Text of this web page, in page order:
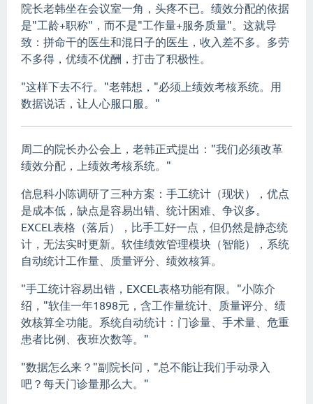
院长老韩坐在会议室一角，头疼不已。绩效分配的依据
是"工龄+职称"，而不是"工作量+服务质量"。这就导
致：拼命干的医生和混日子的医生，收入差不多。多劳
不多得，优绩不优酬，打击了积极性。
"这样下去不行。"老韩想，"必须上绩效考核系统。用
数据说话，让人心服口服。"
周二的院长办公会上，老韩正式提出："我们必须改革
绩效分配，上绩效考核系统。"
信息科小陈调研了三种方案：手工统计（现状），优点
是成本低，缺点是容易出错、统计困难、争议多。
EXCEL表格（落后），比手工好一点，但仍然是静态统
计，无法实时更新。软佳绩效管理模块（智能），系统
自动统计工作量、质量评分、绩效核算。
"手工统计容易出错，EXCEL表格功能有限。"小陈介
绍，"软佳一年1898元，含工作量统计、质量评分、绩
效核算全功能。系统自动统计：门诊量、手术量、危重
患者比例、夜班次数等。"
"数据怎么来？"副院长问，"总不能让我们手动录入
吧？每天门诊量那么大。"